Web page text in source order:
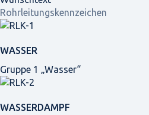
Rohrleitungskennzeichen
WASSER
Gruppe 1 „Wasser“
WASSERDAMPF